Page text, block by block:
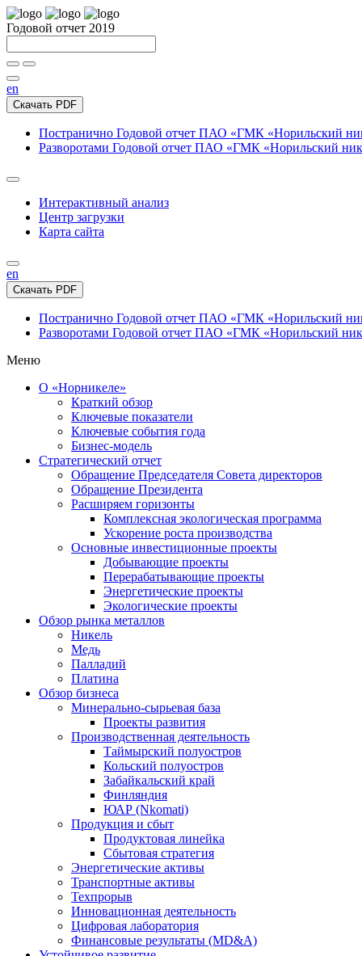
Годовой отчет 2019
en
Скачать PDF
Постранично Годовой отчет ПАО «ГМК «Норильский
Разворотами Годовой отчет ПАО «ГМК «Норильский
Интерактивный анализ
Центр загрузки
Карта сайта
en
Скачать PDF
Постранично Годовой отчет ПАО «ГМК «Норильский
Разворотами Годовой отчет ПАО «ГМК «Норильский
Меню
О «Норникеле»
Краткий обзор
Ключевые показатели
Ключевые события года
Бизнес-модель
Стратегический отчет
Обращение Председателя Совета директоров
Обращение Президента
Расширяем горизонты
Комплексная экологическая программа
Ускорение роста производства
Основные инвестиционные проекты
Добывающие проекты
Перерабатывающие проекты
Энергетические проекты
Экологические проекты
Обзор рынка металлов
Никель
Медь
Палладий
Платина
Обзор бизнеса
Минерально-сырьевая база
Проекты развития
Производственная деятельность
Таймырский полуостров
Кольский полуостров
Забайкальский край
Финляндия
ЮАР (Nkomati)
Продукция и сбыт
Продуктовая линейка
Сбытовая стратегия
Энергетические активы
Транспортные активы
Техпрорыв
Инновационная деятельность
Цифровая лаборатория
Финансовые результаты (MD&A)